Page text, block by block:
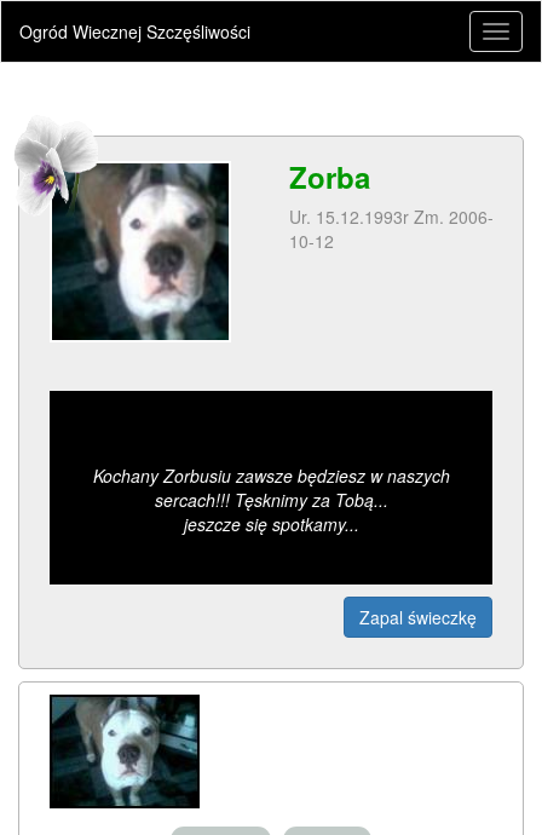
Ogród Wiecznej Szczęśliwości
Zorba
Ur. 15.12.1993r Zm. 2006-
10-12
Kochany Zorbusiu zawsze będziesz w naszych
sercach!!! Tęsknimy za Tobą...
jeszcze się spotkamy...
Zapal świeczkę